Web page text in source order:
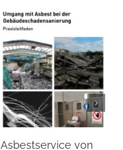
Asbestservice von